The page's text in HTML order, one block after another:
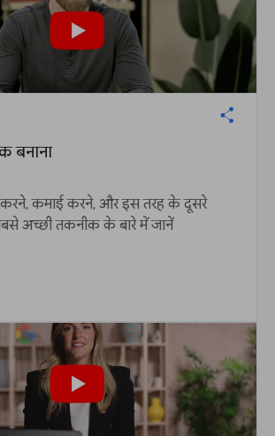
बनाना
करने, कमाई करने, और इस तरह के दूसरे
अच्छी तकनीक के बारे में जानें